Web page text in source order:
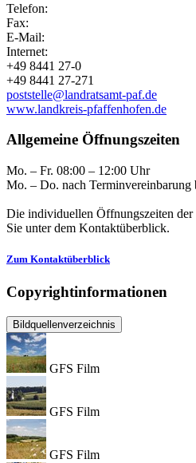
Telefon:
Fax:
E-Mail:
Internet:
+49 8441 27-0
+49 8441 27-271
poststelle@landratsamt-paf.de
www.landkreis-pfaffenhofen.de
Allgemeine Öffnungszeiten
Mo. – Fr. 08:00 – 12:00 Uhr
Mo. – Do. nach Terminvereinbarung
Die individuellen Öffnungszeiten der
Sie unter dem Kontaktüberblick.
Zum Kontaktüberblick
Copyrightinformationen
Bildquellenverzeichnis
GFS Film
GFS Film
GFS Film